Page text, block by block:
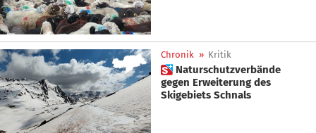
Chronik » Kritik
 Naturschutzverbände
gegen Erweiterung des
Skigebiets Schnals